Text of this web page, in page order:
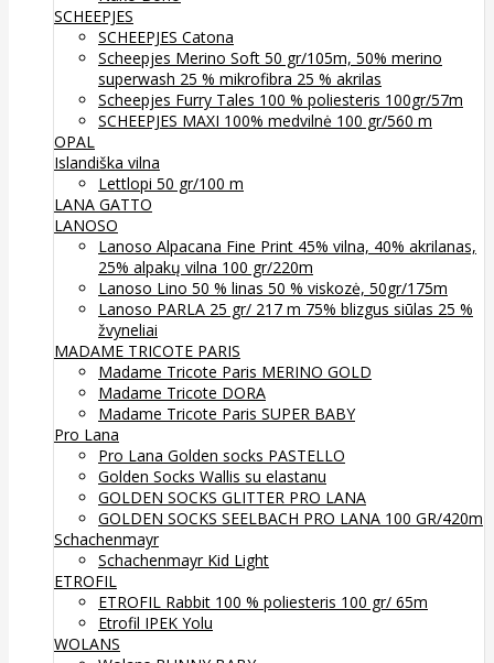
SCHEEPJES
SCHEEPJES Catona
Scheepjes Merino Soft 50 gr/105m, 50% merino
superwash 25 % mikrofibra 25 % akrilas
Scheepjes Furry Tales 100 % poliesteris 100gr/57m
SCHEEPJES MAXI 100% medvilnė 100 gr/560 m
OPAL
Islandiška vilna
Lettlopi 50 gr/100 m
LANA GATTO
LANOSO
Lanoso Alpacana Fine Print 45% vilna, 40% akrilanas,
25% alpakų vilna 100 gr/220m
Lanoso Lino 50 % linas 50 % viskozė, 50gr/175m
Lanoso PARLA 25 gr/ 217 m 75% blizgus siūlas 25 %
žvyneliai
MADAME TRICOTE PARIS
Madame Tricote Paris MERINO GOLD
Madame Tricote DORA
Madame Tricote Paris SUPER BABY
Pro Lana
Pro Lana Golden socks PASTELLO
Golden Socks Wallis su elastanu
GOLDEN SOCKS GLITTER PRO LANA
GOLDEN SOCKS SEELBACH PRO LANA 100 GR/420m
Schachenmayr
Schachenmayr Kid Light
ETROFIL
ETROFIL Rabbit 100 % poliesteris 100 gr/ 65m
Etrofil IPEK Yolu
WOLANS